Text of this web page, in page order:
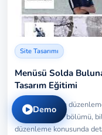
Site Tasarımı
Menüsü Solda
Tasarım Eğitimi
Ana sayfa vitrin
ürünleri, footer bölümü,
düzenleme konusunda
Demo